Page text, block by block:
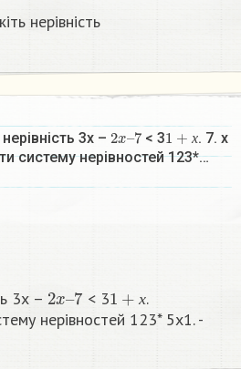
нерівність​
3х – 2x–
7 < 3 х
1+х . 7. x
систему нерівностей 123*…
3х – 2 –
7 < 3 х
1
.
нерівностей 123* 5х1. -​